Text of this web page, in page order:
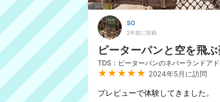
so
2年前に投稿
ピーターパンと空を飛
TDS：ピーターパンのネバーランドア
★★★★★ 2024年5月に訪問
プレビューで体験してきました。